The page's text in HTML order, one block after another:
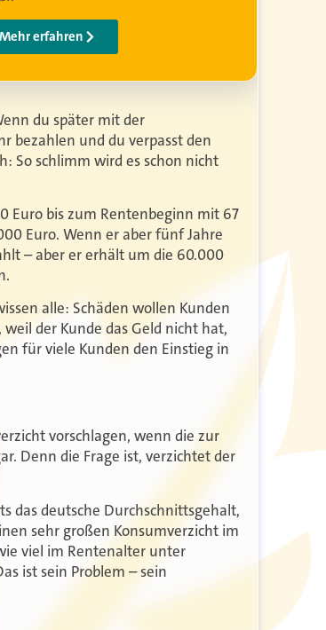
du später mit der
bezahlen und du verpasst den
So schlimm wird es schon nicht
Euro bis zum Rentenbeginn mit 67
Euro. Wenn er aber fünf Jahre
– aber er erhält um die 60.000
alle: Schäden wollen Kunden
der Kunde das Geld nicht hat,
für viele Kunden den Einstieg in
vorschlagen, wenn die zur
Denn die Frage ist, verzichtet der
das deutsche Durchschnittsgehalt,
sehr großen Konsumverzicht im
viel im Rentenalter unter
ist sein Problem – sein